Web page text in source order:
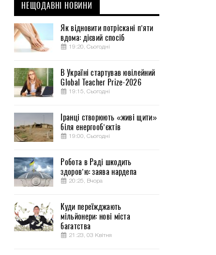
НЕЩОДАВНІ НОВИНИ
Як відновити потріскані п’яти
вдома: дієвий спосіб
19:20, Сьогодні
В Україні стартував ювілейний
Global Teacher Prize-2026
19:15, Сьогодні
Іранці створюють «живі щити»
біля енергооб’єктів
19:00, Сьогодні
Робота в Раді шкодить
здоров’ю: заява нардепа
20:25, Вчора
Куди переїжджають
мільйонери: нові міста
багатства
21:23, 03 Квітня